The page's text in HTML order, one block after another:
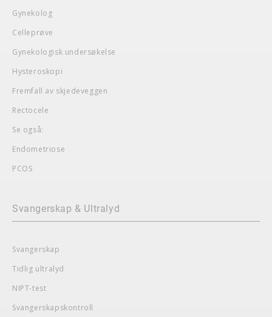
Gynekolog
Celleprøve
Gynekologisk undersøkelse
Hysteroskopi
Fremfall av skjedeveggen
Rectocele
Se også:
Endometriose
PCOS
Svangerskap & Ultralyd
Svangerskap
Tidlig ultralyd
NIPT-test
Svangerskapskontroll